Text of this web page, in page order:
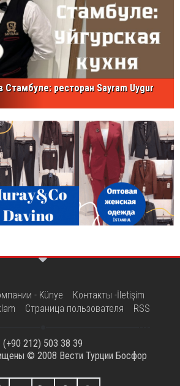
Стамбуле: ресторан Sayram Uygur
- Künye
Контакты -İletişim
Страница пользователя RSS
(+90 212) 503 38 39
© 2008 Вести Турции Босфор